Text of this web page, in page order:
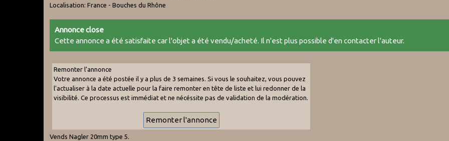
Localisation: France - Bouches du Rhône
Annonce close
Cette annonce a été satisfaite car l'objet a été vendu/acheté. Il n'est plus possible d'en contacter l'auteur.
Remonter l'annonce
Votre annonce a été postée il y a plus de 3 semaines. Si vous le souhaitez, vous pouvez
l'actualiser à la date actuelle pour la faire remonter en tête de liste et lui redonner de la
visibilité. Ce processus est immédiat et ne nécéssite pas de validation de la modération.
Vends Nagler 20mm type 5.